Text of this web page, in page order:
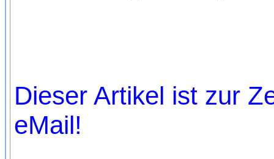
Dieser Artikel ist zur
eMail!